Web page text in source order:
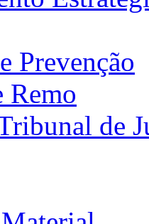
Prevenção
Remo
de